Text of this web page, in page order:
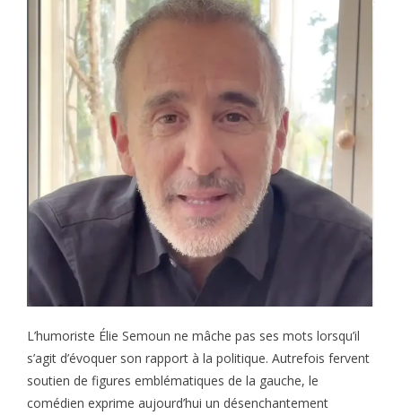
L’humoriste Élie Semoun ne mâche pas ses mots lorsqu’il
s’agit d’évoquer son rapport à la politique. Autrefois fervent
soutien de figures emblématiques de la gauche, le
comédien exprime aujourd’hui un désenchantement